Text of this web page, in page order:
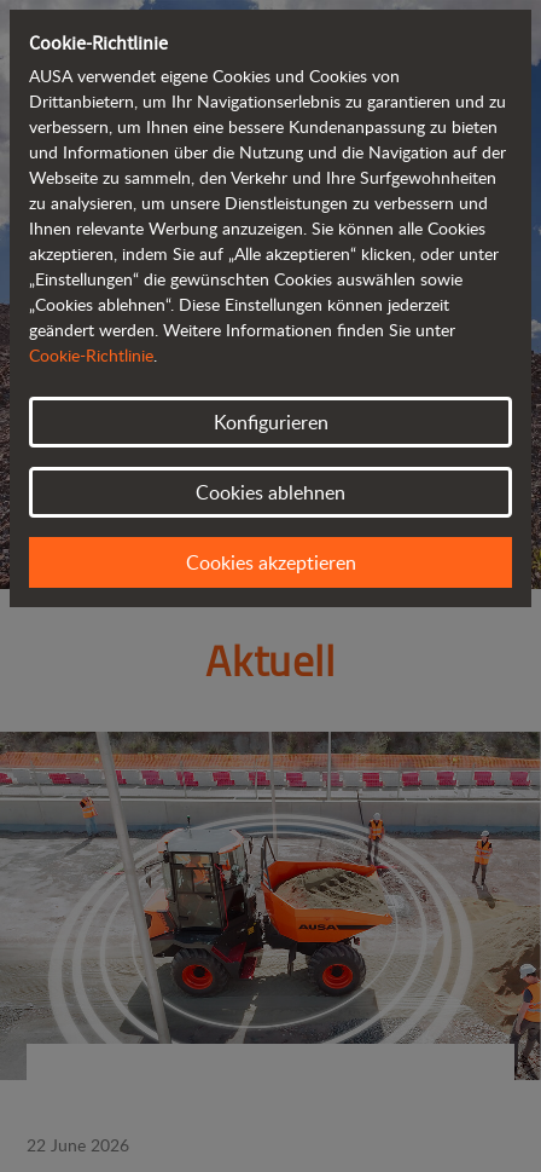
AUSA - BLEIBEN SIE AUF
DEM NEUESTEN STAND
Aktuell
22 June 2026
Cookie-Richtlinie
AUSA verwendet eigene Cookies und Cookies von
Drittanbietern, um Ihr Navigationserlebnis zu garantieren und zu
verbessern, um Ihnen eine bessere Kundenanpassung zu bieten
und Informationen über die Nutzung und die Navigation auf der
Webseite zu sammeln, den Verkehr und Ihre Surfgewohnheiten
zu analysieren, um unsere Dienstleistungen zu verbessern und
Ihnen relevante Werbung anzuzeigen. Sie können alle Cookies
akzeptieren, indem Sie auf „Alle akzeptieren“ klicken, oder unter
„Einstellungen“ die gewünschten Cookies auswählen sowie
„Cookies ablehnen“. Diese Einstellungen können jederzeit
geändert werden. Weitere Informationen finden Sie unter
Cookie-Richtlinie.
Konfigurieren
Cookies ablehnen
Cookies akzeptieren